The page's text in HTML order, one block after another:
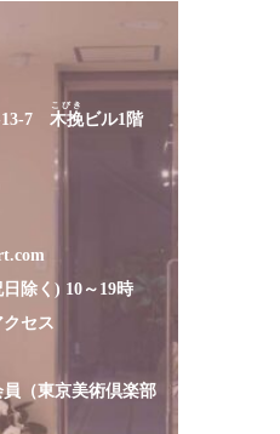
13-7 木挽
こびき
ビル1階
除く) 10～19時
セス
（東京美術倶楽部